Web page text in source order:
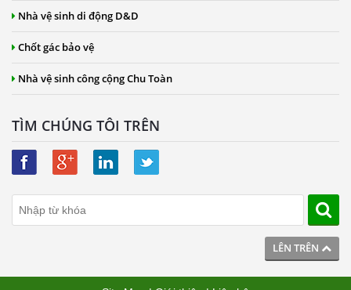
LÊN TRÊN
Nhà vệ sinh di động D&D
Chốt gác bảo vệ
Nhà vệ sinh công cộng Chu Toàn
TÌM CHÚNG TÔI TRÊN